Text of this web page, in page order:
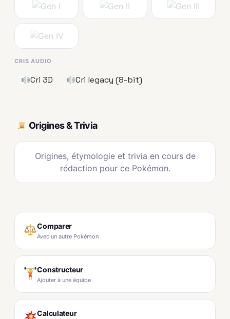
CRIS AUDIO
Cri 3D Cri legacy (8-bit)
Origines & Trivia
Origines, étymologie et trivia en cours de
rédaction pour ce Pokémon.
Comparer
Avec un autre Pokémon
Constructeur
Ajouter à une équipe
Calculateur